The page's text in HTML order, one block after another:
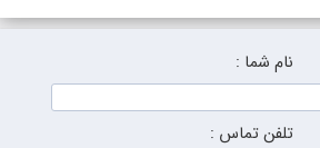
نام شما :
تلفن تماس :